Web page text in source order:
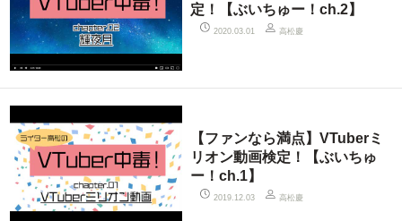
定！【ぶいちゅー！ch.2】
2020.03.01 高松慶
【ファンなら満点】VTuberミ
リオン動画検定！【ぶいちゅ
ー！ch.1】
2019.12.03 高松慶